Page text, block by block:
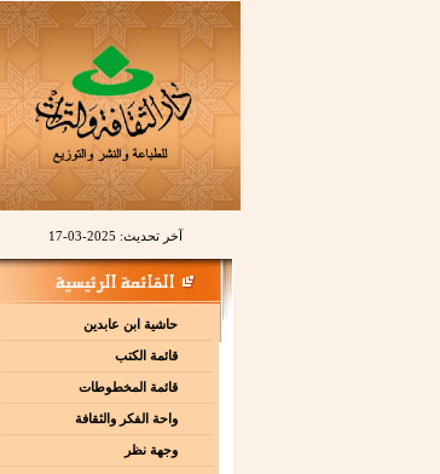
آخر تحديث: 2025-03-17
حاشية ابن عابدين
قائمة الكتب
قائمة المخطوطات
واحة الفكر والثقافة
وجهة نظر